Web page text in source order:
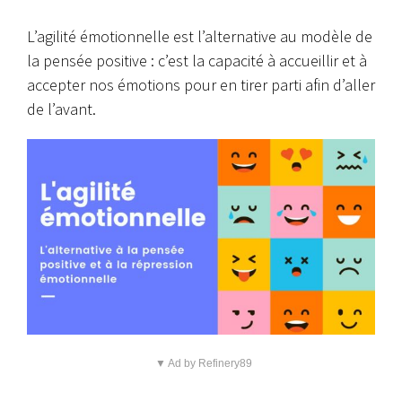
L’agilité émotionnelle est l’alternative au modèle de
la pensée positive : c’est la capacité à accueillir et à
accepter nos émotions pour en tirer parti afin d’aller
de l’avant.
▼ Ad by Refinery89